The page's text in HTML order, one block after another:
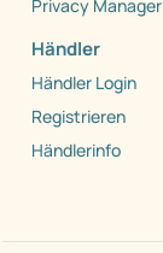
Privacy Manager
Händler
Händler Login
Registrieren
Händlerinfo